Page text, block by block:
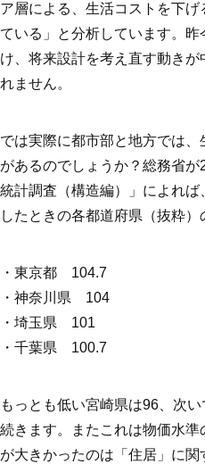
ア層による、生活コストを下げ
ている」と分析しています。
け、将来設計を考え直す動き
れません。
では実際に都市部と地方では
があるのでしょうか？総務省
統計調査（構造編）」によれ
したときの各都道府県（抜粋）
・東京都 104.7
・神奈川県 104
・埼玉県 101
・千葉県 100.7
もっとも低い宮崎県は96、次
続きます。またこれは物価水
が大きかったのは「住居」に